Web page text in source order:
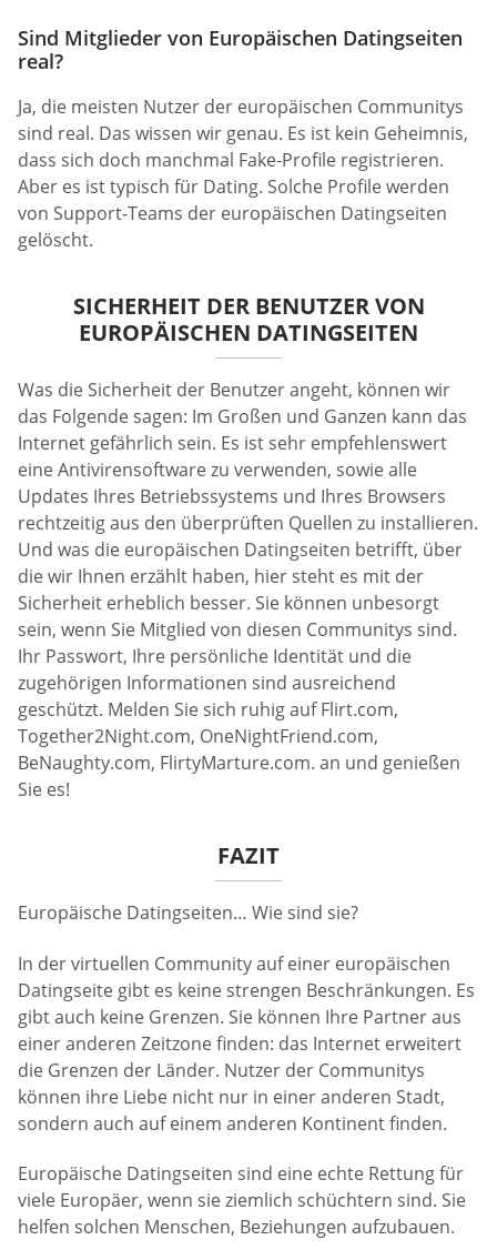
Sind Mitglieder von Europäischen Datingseiten
real?
Ja, die meisten Nutzer der europäischen Communitys
sind real. Das wissen wir genau. Es ist kein Geheimnis,
dass sich doch manchmal Fake-Profile registrieren.
Aber es ist typisch für Dating. Solche Profile werden
von Support-Teams der europäischen Datingseiten
gelöscht.
SICHERHEIT DER BENUTZER VON
EUROPÄISCHEN DATINGSEITEN
Was die Sicherheit der Benutzer angeht, können wir
das Folgende sagen: Im Großen und Ganzen kann das
Internet gefährlich sein. Es ist sehr empfehlenswert
eine Antivirensoftware zu verwenden, sowie alle
Updates Ihres Betriebssystems und Ihres Browsers
rechtzeitig aus den überprüften Quellen zu installieren.
Und was die europäischen Datingseiten betrifft, über
die wir Ihnen erzählt haben, hier steht es mit der
Sicherheit erheblich besser. Sie können unbesorgt
sein, wenn Sie Mitglied von diesen Communitys sind.
Ihr Passwort, Ihre persönliche Identität und die
zugehörigen Informationen sind ausreichend
geschützt. Melden Sie sich ruhig auf Flirt.com,
Together2Night.com, OneNightFriend.com,
BeNaughty.com, FlirtyMarture.com. an und genießen
Sie es!
FAZIT
Europäische Datingseiten… Wie sind sie?
In der virtuellen Community auf einer europäischen
Datingseite gibt es keine strengen Beschränkungen. Es
gibt auch keine Grenzen. Sie können Ihre Partner aus
einer anderen Zeitzone finden: das Internet erweitert
die Grenzen der Länder. Nutzer der Communitys
können ihre Liebe nicht nur in einer anderen Stadt,
sondern auch auf einem anderen Kontinent finden.
Europäische Datingseiten sind eine echte Rettung für
viele Europäer, wenn sie ziemlich schüchtern sind. Sie
helfen solchen Menschen, Beziehungen aufzubauen.